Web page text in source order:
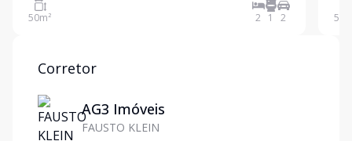
sala aconchegante, cozinha funcional, dois
dormitórios bem distribuídos, banheiro social e
50m² 2 1 2 55
Corretor
AG3 Imóveis
FAUSTO KLEIN